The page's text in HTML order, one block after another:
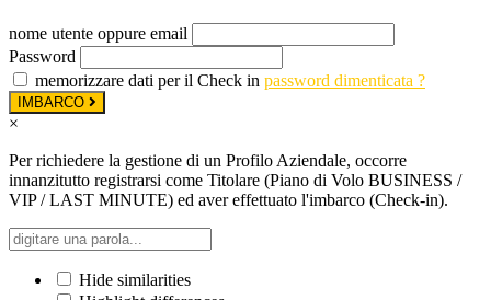
nome utente oppure email
Password
memorizzare dati per il Check in password dimenticata ?
IMBARCO
×
Per richiedere la gestione di un Profilo Aziendale, occorre
innanzitutto registrarsi come Titolare (Piano di Volo BUSINESS /
VIP / LAST MINUTE) ed aver effettuato l'imbarco (Check-in).
Hide similarities